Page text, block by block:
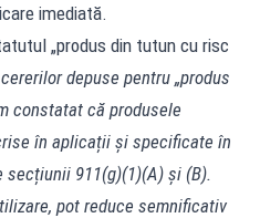
imediată.
„produs din tutun cu risc
depuse pentru „produs
constatat că produsele
în aplicații și specificate în
911(g)(1)(A) și (B).
pot reduce semnificativ